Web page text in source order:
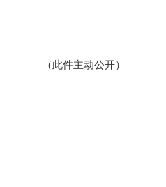
（此件主动公开）